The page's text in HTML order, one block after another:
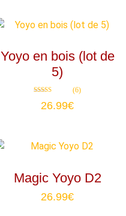
Yoyo en bois (lot de
5)
4.83
(6)
26.99€
Magic Yoyo D2
26.99€